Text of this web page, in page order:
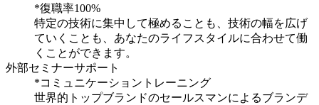
*復職率100%
特定の技術に集中して極めることも、技術の幅を広げ
ていくことも、あなたのライフスタイルに合わせて働
くことができます。
外部セミナーサポート
*コミュニケーショントレーニング
世界的トップブランドのセールスマンによるブランデ